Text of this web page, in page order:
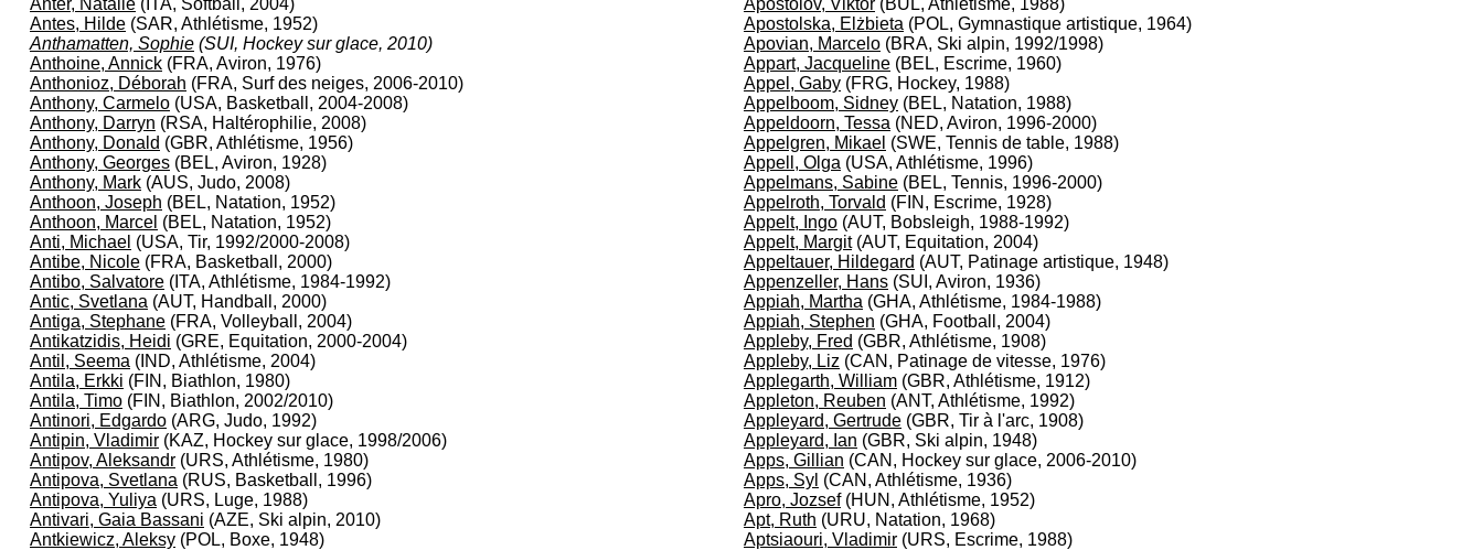
Antes, Hilde (SAR, Athlétisme, 1952)
Anthamatten, Sophie (SUI, Hockey sur glace, 2010)
Anthoine, Annick (FRA, Aviron, 1976)
Anthonioz, Déborah (FRA, Surf des neiges, 2006-2010)
Anthony, Carmelo (USA, Basketball, 2004-2008)
Anthony, Darryn (RSA, Haltérophilie, 2008)
Anthony, Donald (GBR, Athlétisme, 1956)
Anthony, Georges (BEL, Aviron, 1928)
Anthony, Mark (AUS, Judo, 2008)
Anthoon, Joseph (BEL, Natation, 1952)
Anthoon, Marcel (BEL, Natation, 1952)
Anti, Michael (USA, Tir, 1992/2000-2008)
Antibe, Nicole (FRA, Basketball, 2000)
Antibo, Salvatore (ITA, Athlétisme, 1984-1992)
Antic, Svetlana (AUT, Handball, 2000)
Antiga, Stephane (FRA, Volleyball, 2004)
Antikatzidis, Heidi (GRE, Equitation, 2000-2004)
Antil, Seema (IND, Athlétisme, 2004)
Antila, Erkki (FIN, Biathlon, 1980)
Antila, Timo (FIN, Biathlon, 2002/2010)
Antinori, Edgardo (ARG, Judo, 1992)
Antipin, Vladimir (KAZ, Hockey sur glace, 1998/2006)
Antipov, Aleksandr (URS, Athlétisme, 1980)
Antipova, Svetlana (RUS, Basketball, 1996)
Antipova, Yuliya (URS, Luge, 1988)
Antivari, Gaia Bassani (AZE, Ski alpin, 2010)
Antkiewicz, Aleksy (POL, Boxe, 1948)
Apostolska, Elżbieta (POL, Gymnastique artistique, 1964)
Apovian, Marcelo (BRA, Ski alpin, 1992/1998)
Appart, Jacqueline (BEL, Escrime, 1960)
Appel, Gaby (FRG, Hockey, 1988)
Appelboom, Sidney (BEL, Natation, 1988)
Appeldoorn, Tessa (NED, Aviron, 1996-2000)
Appelgren, Mikael (SWE, Tennis de table, 1988)
Appell, Olga (USA, Athlétisme, 1996)
Appelmans, Sabine (BEL, Tennis, 1996-2000)
Appelroth, Torvald (FIN, Escrime, 1928)
Appelt, Ingo (AUT, Bobsleigh, 1988-1992)
Appelt, Margit(AUT, Equitation, 2004)
Appeltauer, Hildegard (AUT, Patinage artistique, 1948)
Appenzeller, Hans (SUI, Aviron, 1936)
Appiah, Martha (GHA, Athlétisme, 1984-1988)
Appiah, Stephen (GHA, Football, 2004)
Appleby, Fred (GBR, Athlétisme, 1908)
Appleby, Liz (CAN, Patinage de vitesse, 1976)
Applegarth, William (GBR, Athlétisme, 1912)
Appleton, Reuben (ANT, Athlétisme, 1992)
Appleyard, Gertrude (GBR, Tir à l'arc, 1908)
Appleyard, Ian (GBR, Ski alpin, 1948)
Apps, Gillian (CAN, Hockey sur glace, 2006-2010)
Apps, Syl (CAN, Athlétisme, 1936)
Apro, Jozsef(HUN, Athlétisme, 1952)
Apt, Ruth (URU, Natation, 1968)
Aptsiaouri, Vladimir (URS, Escrime, 1988)